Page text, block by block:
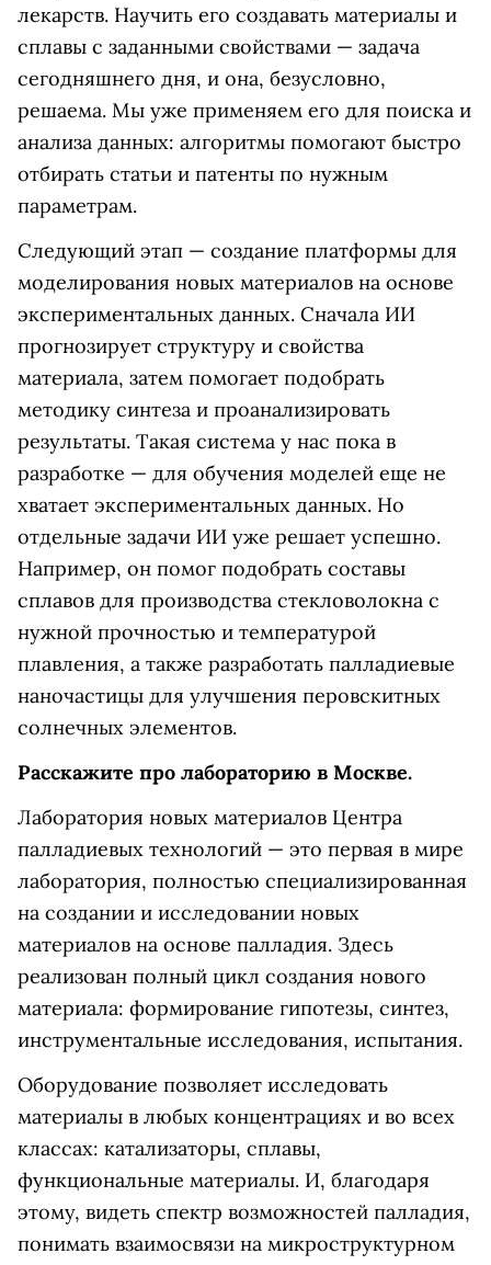
лекарств. Научить его создавать матери­алы и
сплавы с заданными свойствами — задача
сегодняшнего дня, и она, безусловно,
решаема. Мы уже применяем его для поиска и
анализа данных: алгоритмы помогают быстро
отбирать статьи и патенты по нужным
параметрам.
Следующий этап — создание платформы для
моделирования новых материалов на основе
экспериментальных данных. Сначала ИИ
прогнозирует структуру и свойства
материала, затем помогает подобрать
методику синтеза и проанализировать
результаты. Такая система у нас пока в
разработке — для обучения моделей еще не
хватает экспериментальных данных. Но
отдельные задачи ИИ уже решает успешно.
Например, он помог подобрать составы
сплавов для производства стекловолокна с
нужной прочностью и температурой
плавления, а также разработать палладиевые
наночастицы для улучшения перовскитных
солнечных элементов.
Расскажите про лабораторию в Москве.
Лаборатория новых материалов Центра
палладиевых технологий — это первая в мире
лаборатория, полностью специализированная
на создании и исследовании новых
материалов на основе палладия. Здесь
реализован полный цикл создания нового
материала: формирование гипотезы, синтез,
инструментальные исследования, испытания.
Оборудование позволяет исследовать
материалы в любых концентрациях и во всех
классах: катализаторы, сплавы,
функциональные материалы. И, благодаря
этому, видеть спектр возможностей палладия,
понимать взаимосвязи на микроструктурном